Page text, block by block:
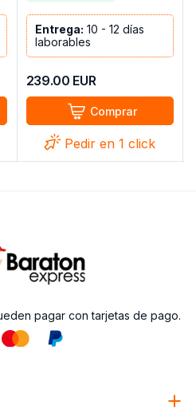
Entrega: 10 - 12 días
laborables
239.00 EUR
Comprar
Pedir en 1 click
pagar con tarjetas de pago.